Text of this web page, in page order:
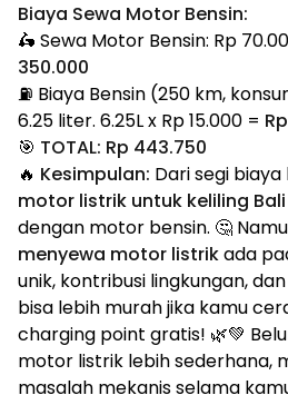
Biaya Sewa Motor Bensin:
🛵 Sewa Motor Bensin: Rp
350.000
⛽ Biaya Bensin (250 km,
6.25 liter. 6.25L x Rp 15.000 =
🎯 TOTAL: Rp 443.750
🔥 Kesimpulan: Dari segi biaya
motor listrik untuk keliling Bali
dengan motor bensin. 🤔
menyewa motor listrikada
unik, kontribusi lingkungan,
bisa lebih murah jika kamu
charging point gratis! 🌿💚
motor listrik lebih sederhana,
masalah mekanis selama